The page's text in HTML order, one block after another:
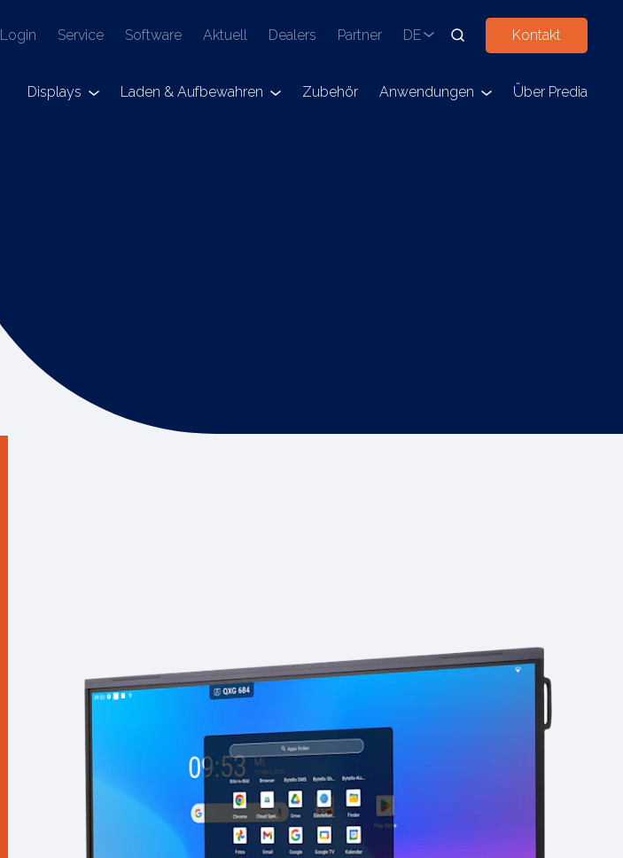
Login Service Software Aktuell Dealers Partner DE Kontakt
Displays Laden & Aufbewahren Zubehör Anwendungen Über Predia